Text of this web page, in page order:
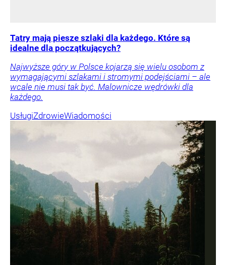
Tatry mają piesze szlaki dla każdego. Które są
idealne dla początkujących?
Najwyższe góry w Polsce kojarzą się wielu osobom z
wymagającymi szlakami i stromymi podejściami – ale
wcale nie musi tak być. Malownicze wędrówki dla
każdego.
UsługiZdrowieWiadomości